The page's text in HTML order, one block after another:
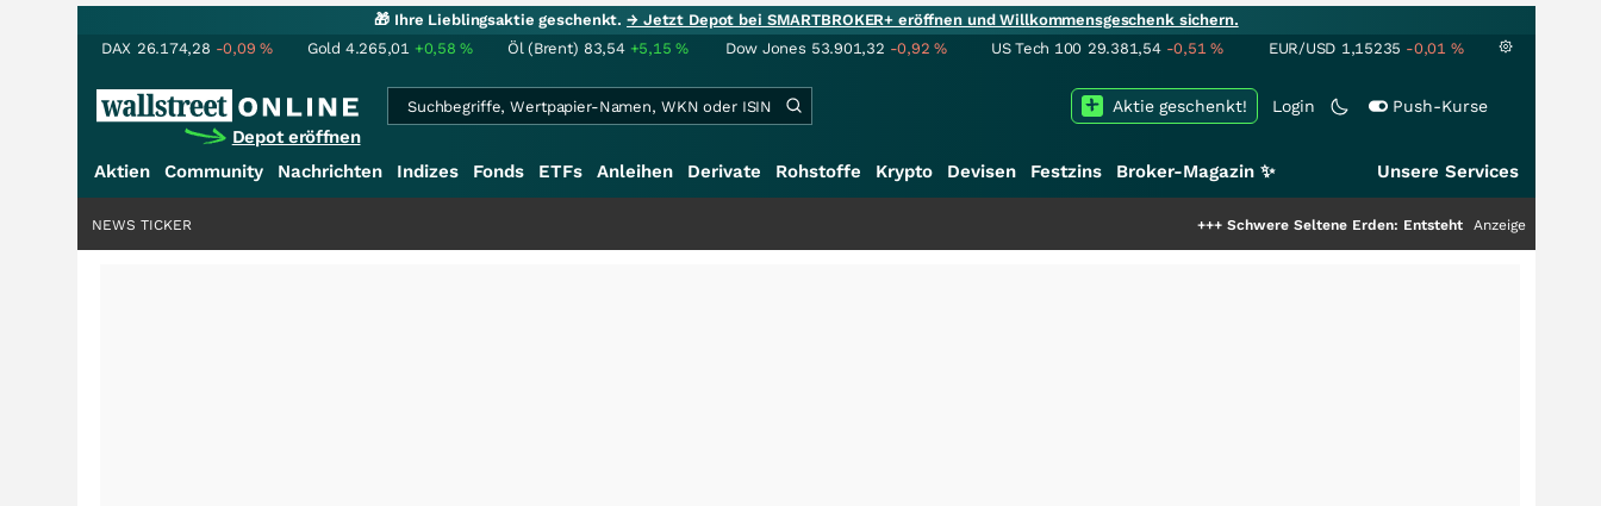
🎁 Ihre Lieblingsaktie geschenkt.→ Jetzt Depot bei SMARTBROKER+ eröffnen und Willkommensgeschenk sichern.
DAX 26.174,28 -0,09% Gold 4.265,01 +0,58% Öl (Brent) 83,54 +5,15% Dow Jones 53.901,32 -0,92% US Tech 100 29.381,54 -0,51% EUR/USD 1,15235 -0,01 %
Depot eröffnen
Login Push-Kurse
Aktie geschenkt!
Aktien Community Nachrichten Indizes Fonds ETFs Anleihen Derivate Rohstoffe Krypto Devisen Festzins Broker-Magazin ✨ Unsere Services
Schwere Seltene Erden: Entsteht hier die nächste
Anzeige
NEWS TICKER